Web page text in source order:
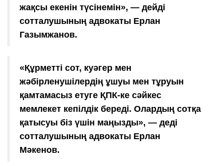
жақсы екенін түсінемін», — дейді
сотталушының адвокаты Ерлан
Газымжанов.
«Құрметті сот, куәгер мен
жәбірленушілердің ұшуы мен тұруын
қамтамасыз етуге ҚПК-ке сәйкес
мемлекет кепілдік береді. Олардың сотқа
қатысуы біз үшін маңызды», — деді
сотталушының адвокаты Ерлан
Мәкенов.